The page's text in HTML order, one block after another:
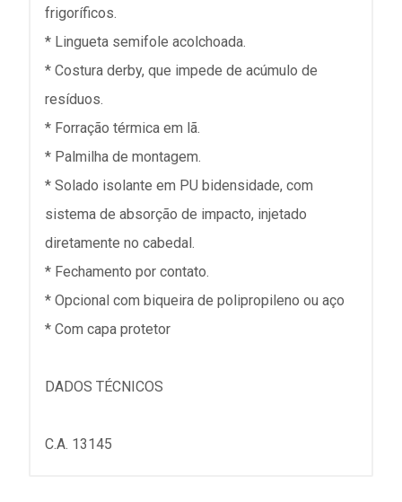
frigoríficos.
* Lingueta semifole acolchoada.
* Costura derby, que impede de acúmulo de
resíduos.
* Forração térmica em lã.
* Palmilha de montagem.
* Solado isolante em PU bidensidade, com
sistema de absorção de impacto, injetado
diretamente no cabedal.
* Fechamento por contato.
* Opcional com biqueira de polipropileno ou aço
* Com capa protetor
DADOS TÉCNICOS
C.A. 13145